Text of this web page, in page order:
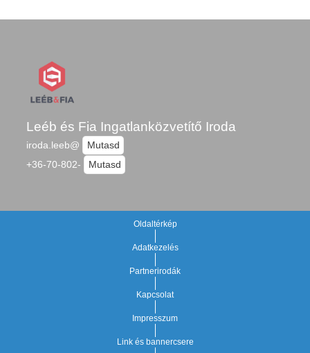
Leéb és Fia Ingatlanközvetítő Iroda
iroda.leeb@
Mutasd
+36-70-802-
Mutasd
Oldaltérkép
Adatkezelés
Partnerirodák
Kapcsolat
Impresszum
Link és bannercsere